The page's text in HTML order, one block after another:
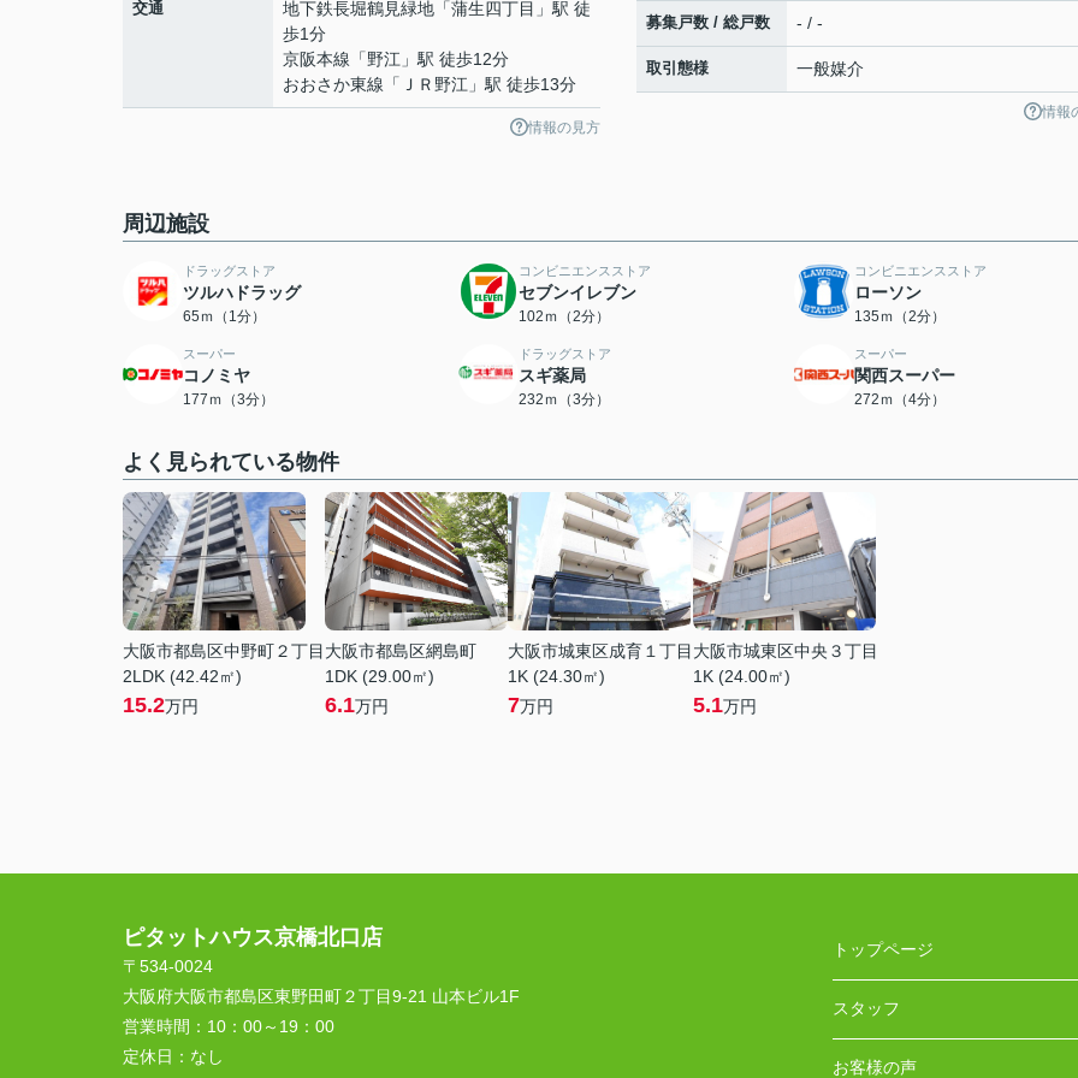
交通 地下鉄長堀鶴見緑地 「蒲生四丁目 」駅 徒
歩1分
京阪本線 「野江 」駅 徒歩12分
おおさか東線 「 ＪＲ野江 」駅 徒歩13分
情報の見方
募集戸数 / 総戸数 - / -
取引態様 一般媒介
情報
周辺施設
ドラッグストア
ツルハドラッグ
65ｍ（1分）
コンビニエンスストア
セブンイレブン
102ｍ（2分）
コンビニエンスストア
ローソン
135ｍ（2分）
スーパー
コノミヤ
177ｍ（3分）
ドラッグストア
スギ薬局
232ｍ（3分）
スーパー
関西スーパー
272ｍ（4分）
よく見られている物件
大阪市都島区中野町２丁目
2LDK (42.42㎡)
15.2万円
大阪市都島区網島町
1DK (29.00㎡)
6.1万円
大阪市城東区成育１丁目
1K (24.30㎡)
7万円
大阪市城東区中央３丁目
1K (24.00㎡)
5.1万円
ピタットハウス京橋北口店
〒534-0024
大阪府大阪市都島区東野田町２丁目9-21 山本ビル1F
営業時間： 10：00～19：00
定休日： なし
トップページ
スタッフ
お客様の声